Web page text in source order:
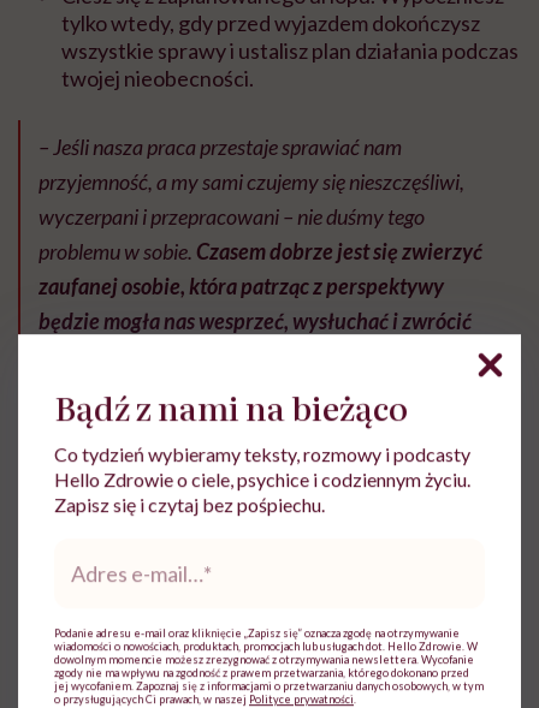
tylko wtedy, gdy przed wyjazdem dokończysz
wszystkie sprawy i ustalisz plan działania podczas
twojej nieobecności.
– Jeśli nasza praca przestaje sprawiać nam
przyjemność, a my sami czujemy się nieszczęśliwi,
wyczerpani i przepracowani – nie duśmy tego
problemu w sobie. Czasem dobrze jest się zwierzyć
zaufanej osobie, która patrząc z perspektywy
będzie mogła nas wesprzeć, wysłuchać i zwrócić
ma na nas negatywny wpływ. Inną, wartą
rozważenia opcją jestrozmowa z psychologiem
pomoże nam uporać się z problemem, ustalić swoje
cele i granice, dzięki czemu praca nie będzie dla nas tak
Damiana.
Bądź z nami na bieżąco
Co tydzień wybieramy teksty, rozmowy i podcasty
Hello Zdrowie o ciele, psychice i codziennym życiu.
Zapisz się i czytaj bez pośpiechu.
*
Podanie adresu e-mail oraz kliknięcie „Zapisz się” oznacza zgodę na otrzymywanie
wiadomości o nowościach, produktach, promocjach lub usługach dot. Hello Zdrowie. W
dowolnym momencie możesz zrezygnować z otrzymywania newslettera. Wycofanie
zgody nie ma wpływu na zgodność z prawem przetwarzania, którego dokonano przed
jej wycofaniem. Zapoznaj się z informacjami o przetwarzaniu danych osobowych, w tym
o przysługujących Ci prawach, w naszej Polityce prywatności